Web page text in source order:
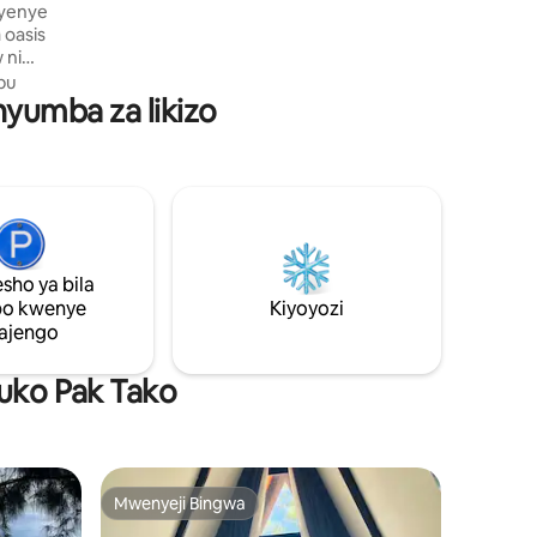
ni
laini
faragha
yenye
wageni
amani
za likizo
ya bila
kwenye
Kiyoyozi
Pak Tako
Mwenyeji Bingwa
Mwenyeji Bingwa